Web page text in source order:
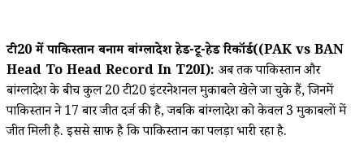
टी20 में पाकिस्तान बनाम बांग्लादेश हेड-टू-हेड रिकॉर्ड((PAK vs BAN
Head To Head Record In T20I): अब तक पाकिस्तान और
बांग्लादेश के बीच कुल 20 टी20 इंटरनेशनल मुकाबले खेले जा चुके हैं, जिनमें
पाकिस्तान ने 17 बार जीत दर्ज की है, जबकि बांग्लादेश को केवल 3 मुकाबलों में
जीत मिली है. इससे साफ है कि पाकिस्तान का पलड़ा भारी रहा है.